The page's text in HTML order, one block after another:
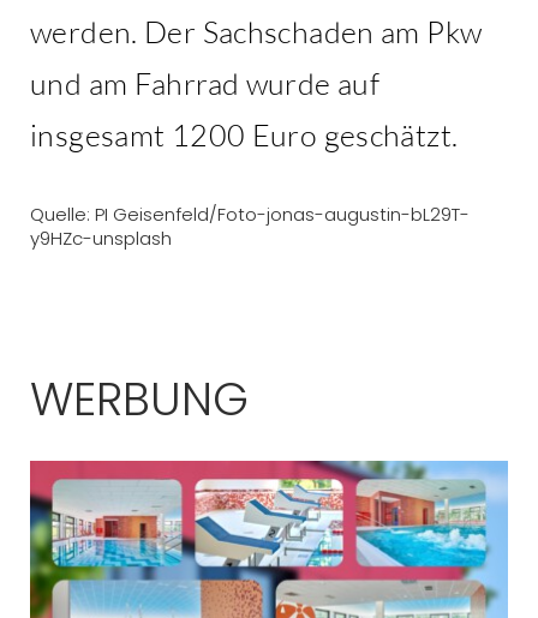
werden. Der Sachschaden am Pkw
und am Fahrrad wurde auf
insgesamt 1200 Euro geschätzt.
Quelle: PI Geisenfeld/Foto-jonas-augustin-bL29T-
y9HZc-unsplash
WERBUNG